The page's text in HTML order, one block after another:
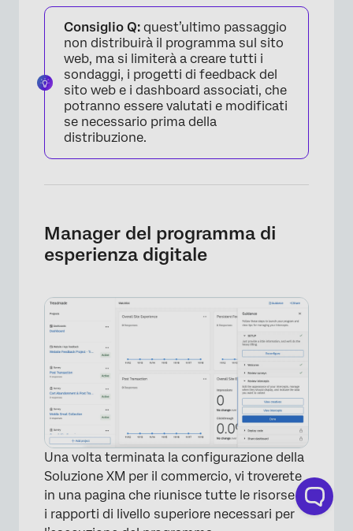
×
×
Consiglio Q: quest’ultimo passaggio
non distribuirà il programma sul sito
web, ma si limiterà a creare tutti i
sondaggi, i progetti di feedback del
sito web e i dashboard associati, che
potranno essere valutati e modificati
se necessario prima della
distribuzione.
Manager del programma di
esperienza digitale
Una volta terminata la configurazione della
Soluzione XM per il commercio, vi troverete
in una pagina che riunisce tutte le risorse e
i rapporti di livello superiore necessari per